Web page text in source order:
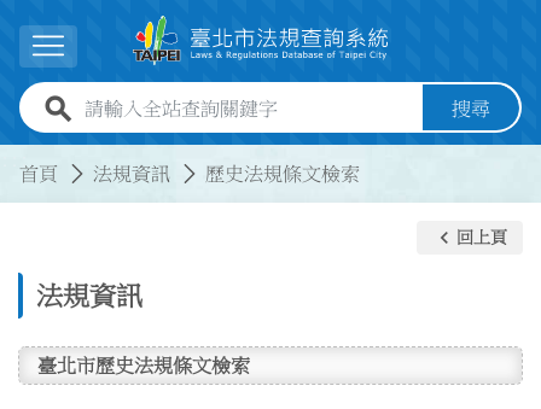
展開選單
全站查詢關鍵字欄位 搜尋
首頁 法規資訊 歷史法規條文檢索
法規資訊
keyboard_arrow_left 回上頁
臺北市歷史法規條文檢索